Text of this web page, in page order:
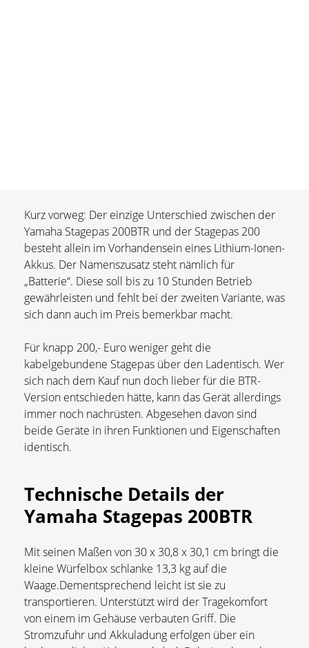
Kurz vorweg: Der einzige Unterschied zwischen der
Yamaha Stagepas 200BTR und der Stagepas 200
besteht allein im Vorhandensein eines Lithium-Ionen-
Akkus. Der Namenszusatz steht nämlich für
„Batterie“. Diese soll bis zu 10 Stunden Betrieb
gewährleisten und fehlt bei der zweiten Variante, was
sich dann auch im Preis bemerkbar macht.
Für knapp 200,- Euro weniger geht die
kabelgebundene Stagepas über den Ladentisch. Wer
sich nach dem Kauf nun doch lieber für die BTR-
Version entschieden hätte, kann das Gerät allerdings
immer noch nachrüsten. Abgesehen davon sind
beide Geräte in ihren Funktionen und Eigenschaften
identisch.
Technische Details der
Yamaha Stagepas 200BTR
Mit seinen Maßen von 30 x 30,8 x 30,1 cm bringt die
kleine Würfelbox schlanke 13,3 kg auf die
Waage.Dementsprechend leicht ist sie zu
transportieren. Unterstützt wird der Tragekomfort
von einem im Gehäuse verbauten Griff. Die
Stromzufuhr und Akkuladung erfolgen über ein